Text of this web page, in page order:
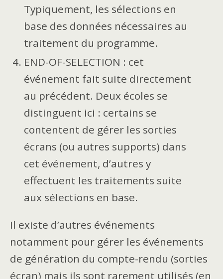
Typiquement, les sélections en
base des données nécessaires au
traitement du programme.
END-OF-SELECTION : cet
événement fait suite directement
au précédent. Deux écoles se
distinguent ici : certains se
contentent de gérer les sorties
écrans (ou autres supports) dans
cet événement, d’autres y
effectuent les traitements suite
aux sélections en base.
Il existe d’autres événements
notamment pour gérer les événements
de génération du compte-rendu (sorties
écran) mais ils sont rarement utilisés (en